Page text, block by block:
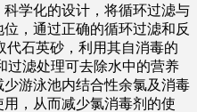
学化的设计，将循环过滤与
，通过正确的循环过滤和反
石英砂，利用其自消毒的
过滤处理可去除水中的营养
游泳池内结合性余氯及消毒
，从而减少氯消毒剂的使